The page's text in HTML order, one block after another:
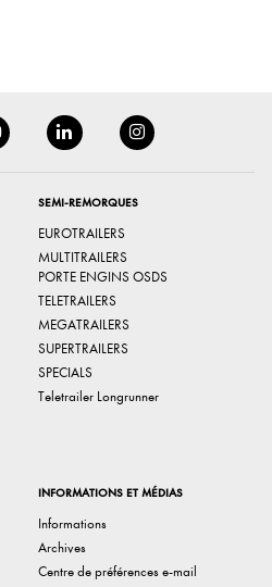
SEMI-REMORQUES
EUROTRAILERS
MULTITRAILERS
PORTE ENGINS OSDS
TELETRAILERS
MEGATRAILERS
SUPERTRAILERS
SPECIALS
Teletrailer Longrunner
INFORMATIONS ET MÉDIAS
Informations
Archives
Centre de préférences e-mail